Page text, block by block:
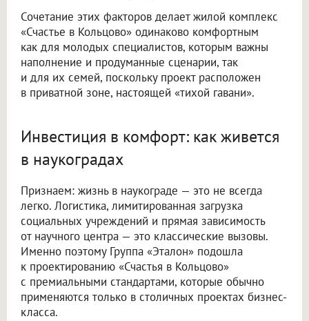
Сочетание этих факторов делает жилой комплекс
«Счастье в Кольцово» одинаково комфортным
как для молодых специалистов, которым важны
наполнение и продуманные сценарии, так
и для их семей, поскольку проект расположен
в приватной зоне, настоящей «тихой гавани».
Инвестиция в комфорт: как живется
в наукоградах
Признаем: жизнь в наукограде — это не всегда
легко. Логистика, лимитированная загрузка
социальных учреждений и прямая зависимость
от научного центра — это классические вызовы.
Именно поэтому Группа «Эталон» подошла
к проектированию «Счастья в Кольцово»
с премиальными стандартами, которые обычно
применяются только в столичных проектах бизнес-
класса.